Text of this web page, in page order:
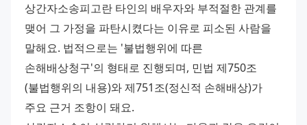
상간자소송피고란 타인의 배우자와 부적절한 관계를
맺어 그 가정을 파탄시켰다는 이유로 피소된 사람을
말해요. 법적으로는 '불법행위에 따른
손해배상청구'의 형태로 진행되며, 민법 제750조
(불법행위의 내용)와 제751조(정신적 손해배상)가
주요 근거 조항이 돼요.